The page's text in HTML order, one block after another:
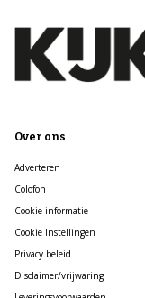
Over ons
Adverteren
Colofon
Cookie informatie
Cookie Instellingen
Privacy beleid
Disclaimer/vrijwaring